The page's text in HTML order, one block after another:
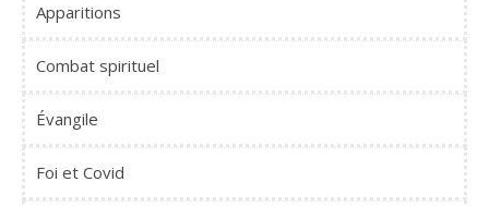
Apparitions
Combat spirituel
Évangile
Foi et Covid